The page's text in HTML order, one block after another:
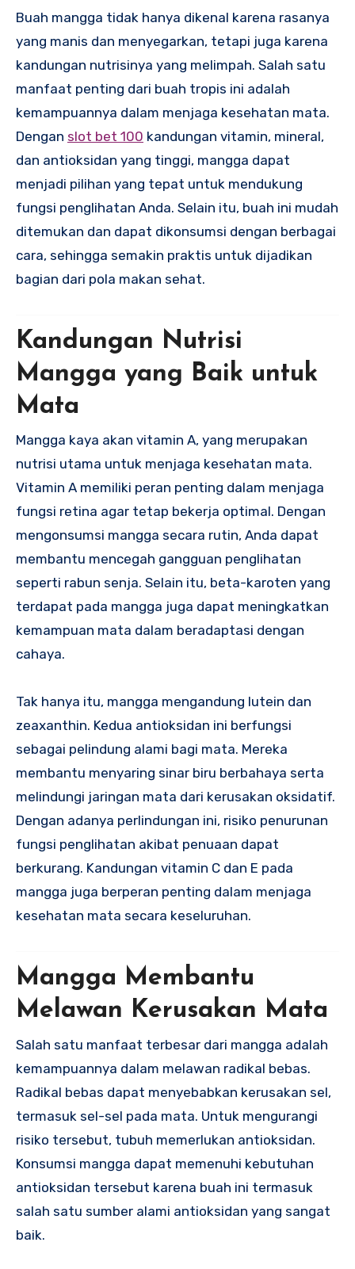
Buah mangga tidak hanya dikenal karena rasanya
yang manis dan menyegarkan, tetapi juga karena
kandungan nutrisinya yang melimpah. Salah satu
manfaat penting dari buah tropis ini adalah
kemampuannya dalam menjaga kesehatan mata.
Dengan slot bet 100 kandungan vitamin, mineral,
dan antioksidan yang tinggi, mangga dapat
menjadi pilihan yang tepat untuk mendukung
fungsi penglihatan Anda. Selain itu, buah ini mudah
ditemukan dan dapat dikonsumsi dengan berbagai
cara, sehingga semakin praktis untuk dijadikan
bagian dari pola makan sehat.
Kandungan Nutrisi
Mangga yang Baik untuk
Mata
Mangga kaya akan vitamin A, yang merupakan
nutrisi utama untuk menjaga kesehatan mata.
Vitamin A memiliki peran penting dalam menjaga
fungsi retina agar tetap bekerja optimal. Dengan
mengonsumsi mangga secara rutin, Anda dapat
membantu mencegah gangguan penglihatan
seperti rabun senja. Selain itu, beta-karoten yang
terdapat pada mangga juga dapat meningkatkan
kemampuan mata dalam beradaptasi dengan
cahaya.
Tak hanya itu, mangga mengandung lutein dan
zeaxanthin. Kedua antioksidan ini berfungsi
sebagai pelindung alami bagi mata. Mereka
membantu menyaring sinar biru berbahaya serta
melindungi jaringan mata dari kerusakan oksidatif.
Dengan adanya perlindungan ini, risiko penurunan
fungsi penglihatan akibat penuaan dapat
berkurang. Kandungan vitamin C dan E pada
mangga juga berperan penting dalam menjaga
kesehatan mata secara keseluruhan.
Mangga Membantu
Melawan Kerusakan Mata
Salah satu manfaat terbesar dari mangga adalah
kemampuannya dalam melawan radikal bebas.
Radikal bebas dapat menyebabkan kerusakan sel,
termasuk sel-sel pada mata. Untuk mengurangi
risiko tersebut, tubuh memerlukan antioksidan.
Konsumsi mangga dapat memenuhi kebutuhan
antioksidan tersebut karena buah ini termasuk
salah satu sumber alami antioksidan yang sangat
baik.